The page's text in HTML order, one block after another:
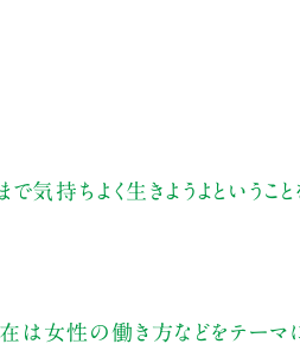
気持ちよく生きようよという
女性の働き方などをテーマ